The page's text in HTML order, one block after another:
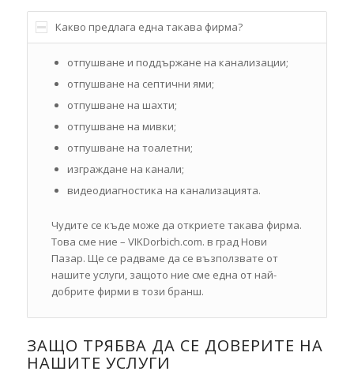
Какво предлага една такава фирма?
отпушване и поддържане на канализации;
отпушване на септични ями;
отпушване на шахти;
отпушване на мивки;
отпушване на тоалетни;
изграждане на канали;
видеодиагностика на канализацията.
Чудите се къде може да откриете такава фирма.
Това сме ние – VIKDorbich.com. в град Нови
Пазар. Ще се радваме да се възползвате от
нашите услуги, защото ние сме една от най-
добрите фирми в този бранш.
ЗАЩО ТРЯБВА ДА СЕ ДОВЕРИТЕ НА
НАШИТЕ УСЛУГИ